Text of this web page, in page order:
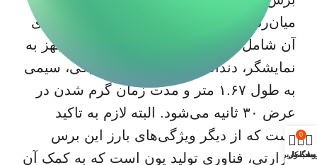
میان‌رده و خوش قیمت است که مشخصه‌های
آن شامل قابلیت تنظیم دمای دستگاه، مجهز به
نمایشگر، دندانه‌ها و صفحات سرامیکی، سیمی
به طول ۱.۶۷ متر و مدت زمان گرم شدن در
عرض ۳۰ ثانیه می‌شود. البته لازم به تاکید
است که از دیگر ویژگی‌های بارز این برس
حرارتی، فناوری تولید یون است که به کمک آن
0
محصولکاربری من